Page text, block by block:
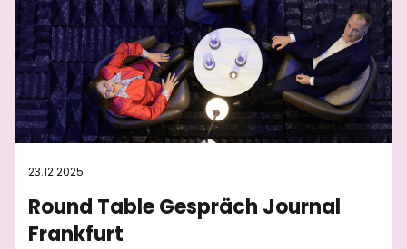
23.12.2025
Round Table Gespräch Journal
Frankfurt